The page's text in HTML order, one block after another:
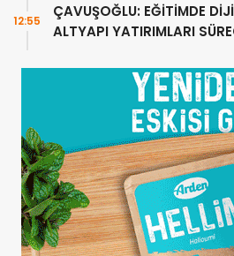
ÇAVUŞOĞLU: EĞİTİMDE
ALTYAPI YATIRIMLARI
12:55